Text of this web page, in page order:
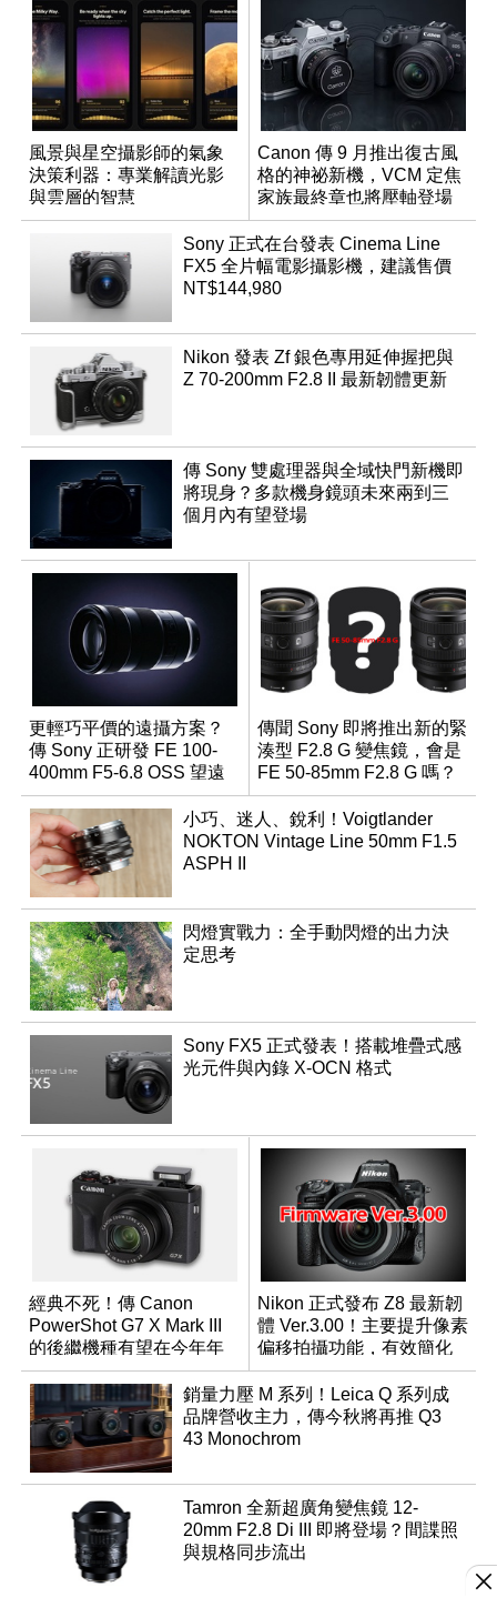
風景與星空攝影師的氣象
決策利器：專業解讀光影
與雲層的智慧
App「Atmos」登場
Canon 傳 9 月推出復古風
格的神祕新機，VCM 定焦
家族最終章也將壓軸登場
Sony 正式在台發表 Cinema Line
FX5 全片幅電影攝影機，建議售價
NT$144,980
Nikon 發表 Zf 銀色專用延伸握把與
Z 70-200mm F2.8 II 最新韌體更新
傳 Sony 雙處理器與全域快門新機即
將現身？多款機身鏡頭未來兩到三
個月內有望登場
更輕巧平價的遠攝方案？
傳 Sony 正研發 FE 100-
400mm F5-6.8 OSS 望遠
變焦鏡頭
傳聞 Sony 即將推出新的緊
湊型 F2.8 G 變焦鏡，會是
FE 50-85mm F2.8 G 嗎？
小巧、迷人、銳利！Voigtlander
NOKTON Vintage Line 50mm F1.5
ASPH II
閃燈實戰力：全手動閃燈的出力決
定思考
Sony FX5 正式發表！搭載堆疊式感
光元件與內錄 X-OCN 格式
經典不死！傳 Canon
PowerShot G7 X Mark III
的後繼機種有望在今年年
底前推出？
Nikon 正式發布 Z8 最新韌
體 Ver.3.00！主要提升像素
偏移拍攝功能，有效簡化
工作流程
銷量力壓 M 系列！Leica Q 系列成
品牌營收主力，傳今秋將再推 Q3
43 Monochrom
Tamron 全新超廣角變焦鏡 12-
20mm F2.8 Di III 即將登場？間諜照
與規格同步流出